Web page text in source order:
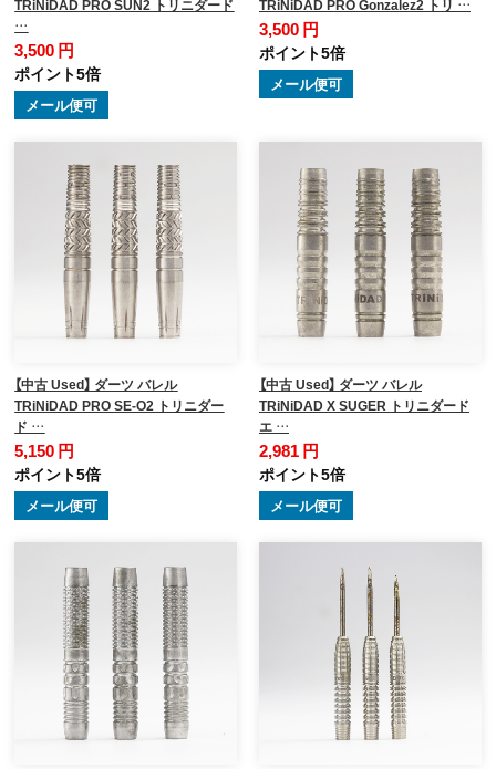
TRiNiDAD PRO SUN2 トリニダード
…
3,500 円
ポイント5倍
メール便可
TRiNiDAD PRO Gonzalez2 トリ …
3,500 円
ポイント5倍
メール便可
【中古 Used】 ダーツ バレル
TRiNiDAD PRO SE-O2 トリニダー
ド …
5,150 円
ポイント5倍
メール便可
【中古 Used】 ダーツ バレル
TRiNiDAD X SUGER トリニダード
エ …
2,981 円
ポイント5倍
メール便可